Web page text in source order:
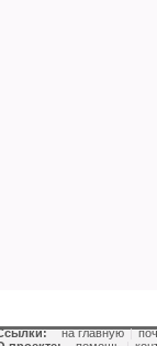
на главную |